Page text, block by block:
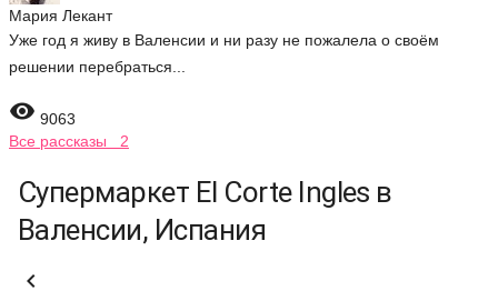
Мария Лекант
Уже год я живу в Валенсии и ни разу не пожалела о своём
решении перебраться...
 9063
Все рассказы 2
Супермаркет El Corte Ingles в
Валенсии, Испания
